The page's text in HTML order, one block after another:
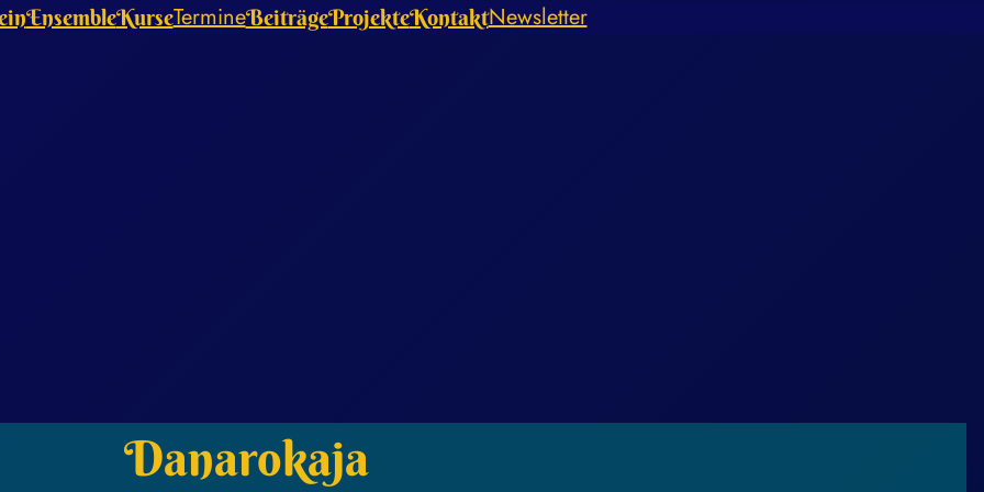
EnsembleKurseTermineBeiträgeProjekteKontaktNewsletter
Danarokaja